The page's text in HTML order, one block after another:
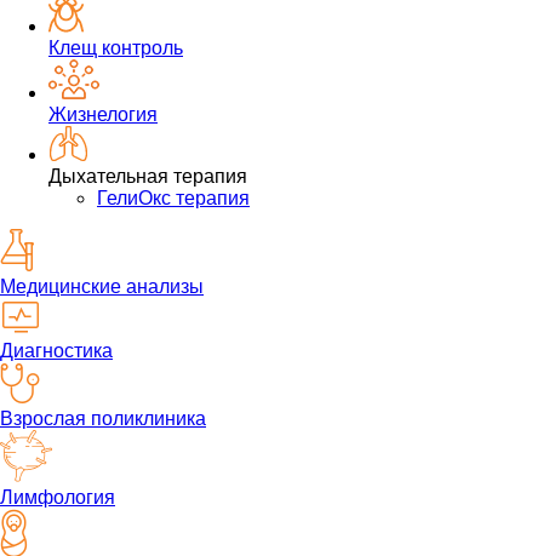
Клещ контроль
Жизнелогия
Дыхательная терапия
ГелиОкс терапия
Медицинские анализы
Диагностика
Взрослая поликлиника
Лимфология